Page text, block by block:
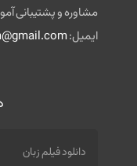
مشاوره و پشتیبانی
ایمیل:
دانلود فیلم زبان